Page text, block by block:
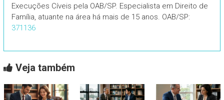
Execuções Cíveis pela OAB/SP. Especialista em Direito de
Família, atuante na área há mais de 15 anos. OAB/SP:
371136
Veja também